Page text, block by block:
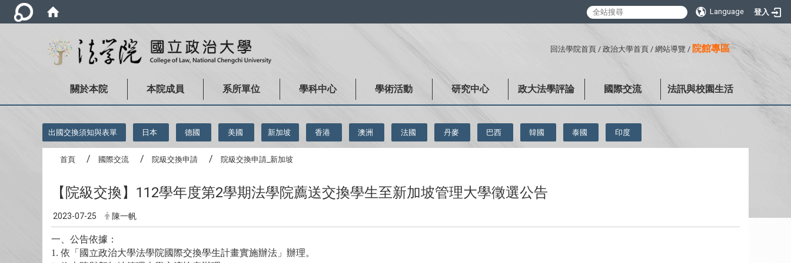
Language 登入
回法學院首頁 / 政治大學首頁 / 網站導覽 / 院館專區
關於本院 本院成員 系所單位 學科中心 學術活動 研究中心 政大法學評論 國際交流 法訊與校園生活
出國交換須知與表單 日本 德國 美國 新加坡 香港 澳洲 法國 丹麥 巴西 韓國 泰國 印度
首頁 國際交流 院級交換申請 院級交換申請_新加坡
【院級交換】112學年度第2學期法學院薦送交換學生至新加坡管理大學徵選公告
2023-07-25 陳一帆
一、公告依據：
1. 依「國立政治大學法學院國際交換學生計畫實施辦法」辦理。